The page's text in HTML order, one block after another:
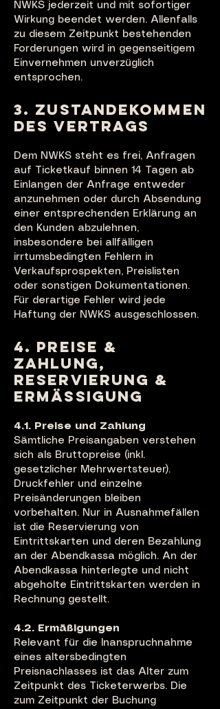
NWKS jederzeit und mit sofortiger
Wirkung beendet werden. Allenfalls
zu diesem Zeitpunkt bestehenden
Forderungen wird in gegenseitigem
Einvernehmen unverzüglich
entsprochen.
3. ZUSTANDEKOMMEN
DES VERTRAGS
Dem NWKS steht es frei, Anfragen
auf Ticketkauf binnen 14 Tagen ab
Einlangen der Anfrage entweder
anzunehmen oder durch Absendung
einer entsprechenden Erklärung an
den Kunden abzulehnen,
insbesondere bei allfälligen
irrtumsbedingten Fehlern in
Verkaufsprospekten, Preislisten
oder sonstigen Dokumentationen.
Für derartige Fehler wird jede
Haftung der NWKS ausgeschlossen.
4. PREISE &
ZAHLUNG,
RESERVIERUNG &
ERMÄSSIGUNG
4.1. Preise und Zahlung
Sämtliche Preisangaben verstehen
sich als Bruttopreise (inkl.
gesetzlicher Mehrwertsteuer).
Druckfehler und einzelne
Preisänderungen bleiben
vorbehalten. Nur in Ausnahmefällen
ist die Reservierung von
Eintrittskarten und deren Bezahlung
an der Abendkassa möglich. An der
Abendkassa hinterlegte und nicht
abgeholte Eintrittskarten werden in
Rechnung gestellt.
4.2. Ermäßigungen
Relevant für die Inanspruchnahme
eines altersbedingten
Preisnachlasses ist das Alter zum
Zeitpunkt des Ticketerwerbs. Die
zum Zeitpunkt der Buchung